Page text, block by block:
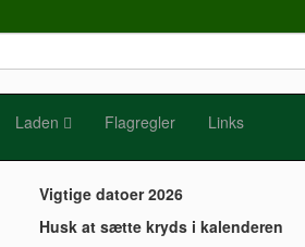
Laden Flagregler Links
Vigtige datoer 2026
Husk at sætte kryds i kalenderen